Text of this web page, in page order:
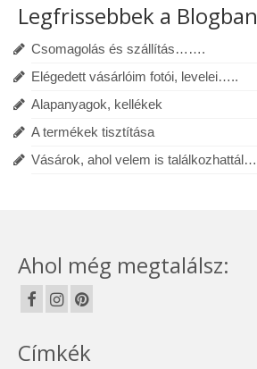
Legfrissebbek a Blogban
Csomagolás és szállítás…….
Elégedett vásárlóim fotói, levelei…..
Alapanyagok, kellékek
A termékek tisztítása
Vásárok, ahol velem is találkozhattál…
Ahol még megtalálsz:
Címkék